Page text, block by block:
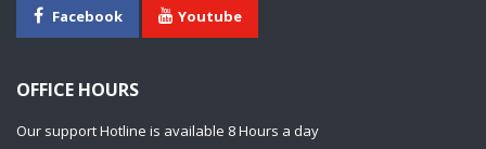
Facebook Youtube
OFFICE HOURS
Our support Hotline is available 8 Hours a day